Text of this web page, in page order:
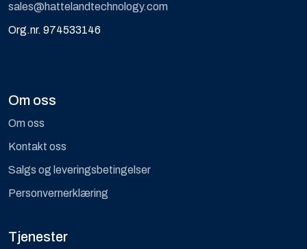
sales@hattelandtechnology.com
Org.nr. 974533146
Om oss
Om oss
Kontakt oss
Salgs og leveringsbetingelser
Personvernerklæring
Tjenester
Kurs og eventer